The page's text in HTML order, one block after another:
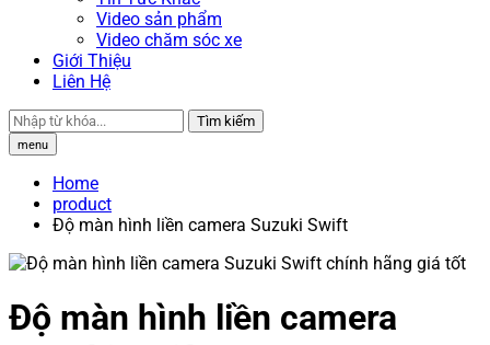
Video sản phẩm
Video chăm sóc xe
Giới Thiệu
Liên Hệ
Tìm kiếm
menu
Home
product
Độ màn hình liền camera Suzuki Swift
Độ màn hình liền camera